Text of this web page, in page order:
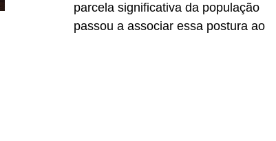
parcela significativa da população
passou a associar essa postura ao